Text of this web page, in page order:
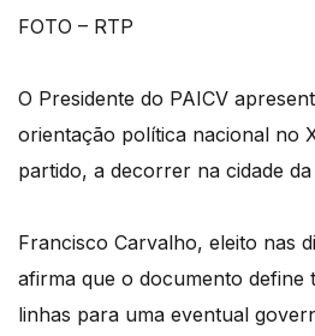
FOTO – RTP
O Presidente do PAICV
orientação política nacional no
partido, a decorrer na cidade da
Francisco Carvalho, eleito nas
afirma que o documento define
linhas para uma eventual